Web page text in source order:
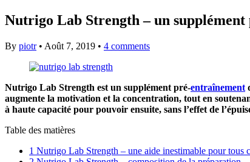
Nutrigo Lab Strength – un
By piotr• Août 7, 2019 • 4 comments
Nutrigo Lab Strength est un supplément pré-entraînement
augmente la motivation et la concentration, tout en
à haute capacité pour pouvoir ensuite, sans l’effet de
Table des matières
1 Nutrigo Lab Strength – une aide inestimable pour tous